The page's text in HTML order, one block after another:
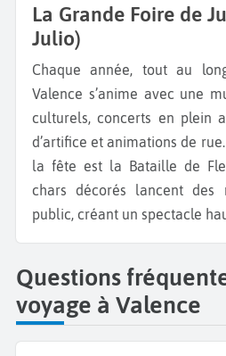
La Grande Foire de Juillet (Feria de
Julio)
Chaque année, tout au long du mois de juillet,
Valence s’anime avec une
culturels, concerts en plein
d’artifice et animations de
la fête est la Bataille de
chars décorés lancent
public, créant un spectacle
Questions
voyage à Valence